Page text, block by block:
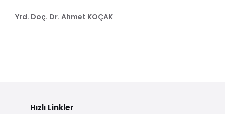
Yrd. Doç. Dr. Ahmet KOÇAK
Hızlı Linkler